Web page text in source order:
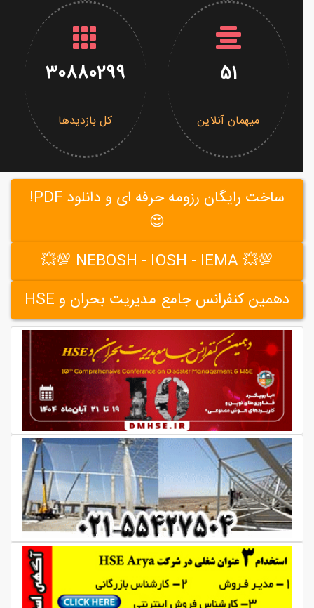
51
میهمان آنلاین
30880299
کل بازدیدها
ساخت رایگان رزومه حرفه ای و دانلود PDF!
😍
💯💥 NEBOSH - IOSH - IEMA 💯💥
دهمین کنفرانس جامع مدیریت بحران و HSE